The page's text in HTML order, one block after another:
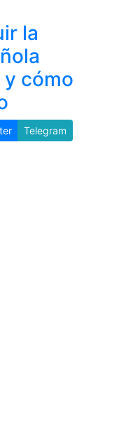
la
y cómo
Telegram